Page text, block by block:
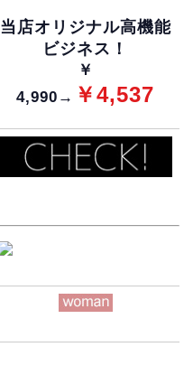
当店オリジナル高機能
ビジネス！
￥
4,990→ ￥4,537